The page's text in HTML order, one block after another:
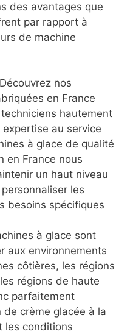
des avantages que
par rapport à
de machine
nos
en France
hautement
au service
à glace de qualité
en France nous
un haut niveau
les
besoins spécifiques
à glace sont
aux environnements
côtières, les régions
régions de haute
parfaitement
crème glacée à la
les conditions